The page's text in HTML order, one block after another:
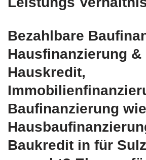
Bezahlbare
Hausfinanzierung &
Hauskredit,
Baufinanzierung
Baukredit in für